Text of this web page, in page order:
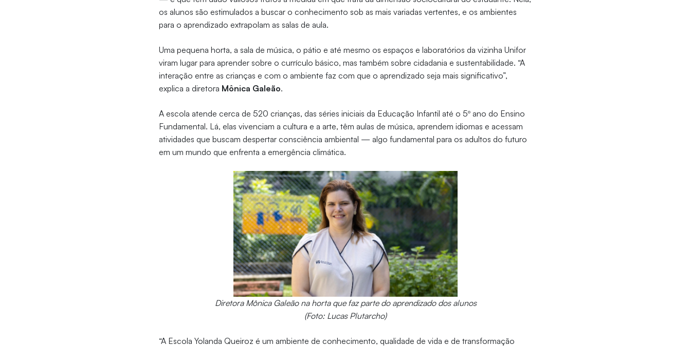
os alunos são estimulados a buscar o conhecimento sob as mais variadas vertentes, e os ambientes
para o aprendizado extrapolam as salas de aula.
Uma pequena horta, a sala de música, o pátio e até mesmo os espaços e laboratórios da vizinha Unifor
viram lugar para aprender sobre o currículo básico, mas também sobre cidadania e sustentabilidade. “A
interação entre as crianças e com o ambiente faz com que o aprendizado seja mais significativo”,
explica a diretora Mônica Galeão.
A escola atende cerca de 520 crianças, das séries iniciais da Educação Infantil até o 5º ano do Ensino
Fundamental. Lá, elas vivenciam a cultura e a arte, têm aulas de música, aprendem idiomas e acessam
atividades que buscam despertar consciência ambiental — algo fundamental para os adultos do futuro
em um mundo que enfrenta a emergência climática.
Diretora Mônica Galeão na horta que faz parte do aprendizado dos alunos
(Foto: Lucas Plutarcho)
“A Escola Yolanda Queiroz é um ambiente de conhecimento, qualidade de vida e de transformação